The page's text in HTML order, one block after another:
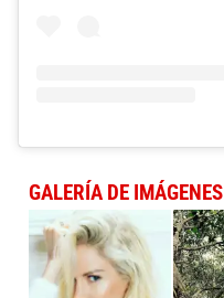
GALERÍA DE IMÁGENES